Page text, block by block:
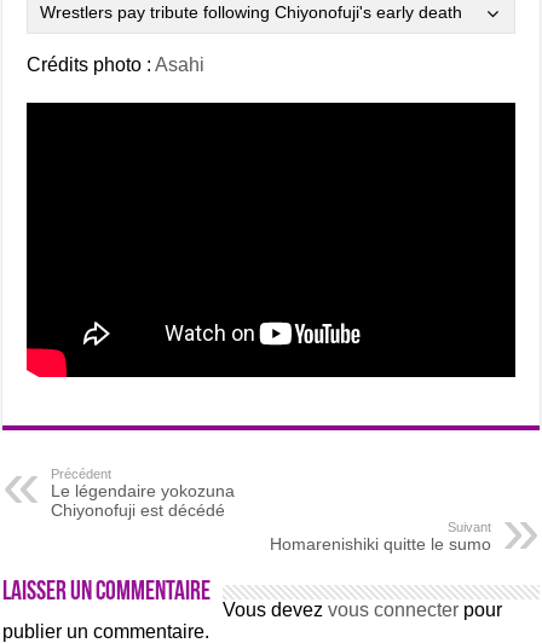
Wrestlers pay tribute following Chiyonofuji's early death
Crédits photo :Asahi
Précédent
Le légendaire yokozuna
Chiyonofuji est décédé
Suivant
Homarenishiki quitte le sumo
Laisser un commentaire
Vous devezvous connecter pour
publier un commentaire.